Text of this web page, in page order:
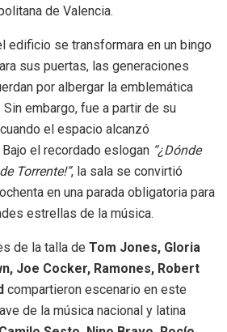
de Valencia.
edificio se transformara en un bingo
sus puertas, las generaciones
por albergar la emblemática
Sin embargo, fue a partir de su
el espacio alcanzó
Bajo el recordado eslogan “¿Dónde
Torrente!”, la sala se convirtió
en una parada obligatoria para
estrellas de la música.
de la talla de Tom Jones, Gloria
Joe Cocker, Ramones, Robert
compartieron escenario en este
de la música nacional y latina